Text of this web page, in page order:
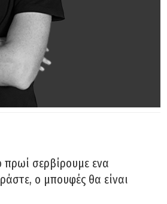
σερβίρουμε ενα
ο μπουφές θα είναι